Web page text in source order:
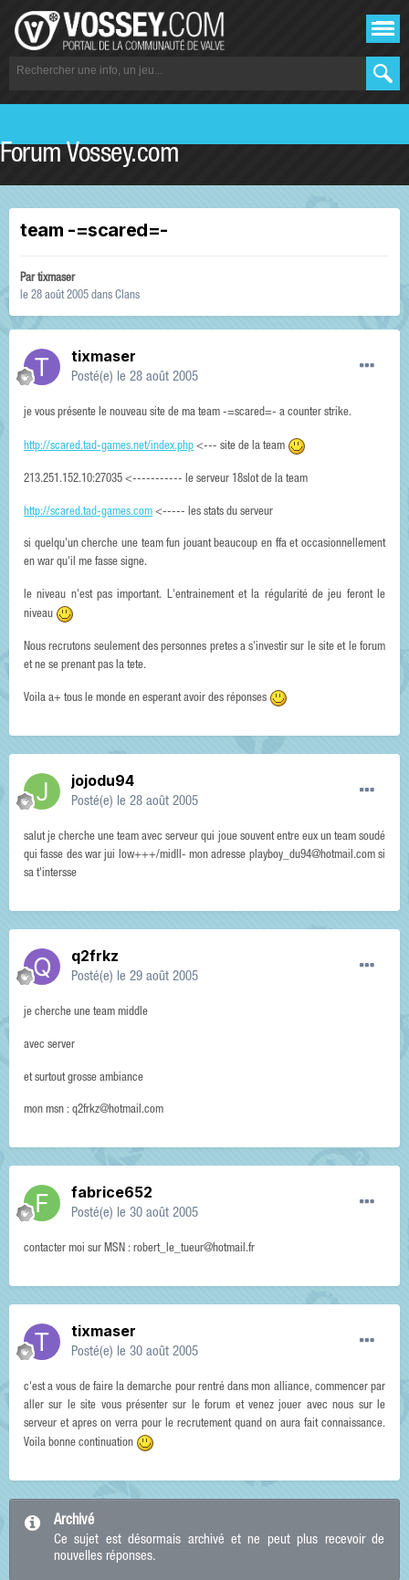
Forum Vossey.com
team -=scared=-
Partixmaser
le 28 août 2005 dans Clans
tixmaser
Posté(e) le 28 août 2005
je vous présente le nouveau site de ma team -=scared=- a counter strike.
http://scared.tad-games.net/index.php <--- site de la team
213.251.152.10:27035 <----------- le serveur 18slot de la team
http://scared.tad-games.com <----- les stats du serveur
si quelqu'un cherche une team fun jouant beaucoup en ffa et occasionnellement
en war qu'il me fasse signe.
le niveau n'est pas important. L'entrainement et la régularité de jeu feront le
niveau
Nous recrutons seulement des personnes pretes a s'investir sur le site et le forum
et ne se prenant pas la tete.
Voila a+ tous le monde en esperant avoir des réponses
jojodu94
Posté(e) le 28 août 2005
salut je cherche une team avec serveur qui joue souvent entre eux un team soudé
qui fasse des war jui low+++/midll- mon adresse playboy_du94@hotmail.com si
sa t'intersse
q2frkz
Posté(e) le 29 août 2005
je cherche une team middle
avec server
et surtout grosse ambiance
mon msn : q2frkz@hotmail.com
fabrice652
Posté(e) le 30 août 2005
contacter moi sur MSN : robert_le_tueur@hotmail.fr
tixmaser
Posté(e) le 30 août 2005
c'est a vous de faire la demarche pour rentré dans mon alliance, commencer par
aller sur le site vous présenter sur le forum et venez jouer avec nous sur le
serveur et apres on verra pour le recrutement quand on aura fait connaissance.
Voila bonne continuation
Archivé
Ce sujet est désormais archivé et ne peut plus recevoir de
nouvelles réponses.